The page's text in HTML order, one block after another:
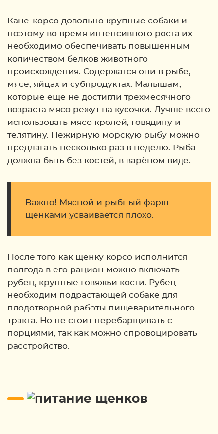
Кане-корсо довольно крупные собаки и
поэтому во время интенсивного роста их
необходимо обеспечивать повышенным
количеством белков животного
происхождения. Содержатся они в рыбе,
мясе, яйцах и субпродуктах. Малышам,
которые ещё не достигли трёхмесячного
возраста мясо режут на кусочки. Лучше всего
использовать мясо кролей, говядину и
телятину. Нежирную морскую рыбу можно
предлагать несколько раз в неделю. Рыба
должна быть без костей, в варёном виде.
Важно! Мясной и рыбный фарш
щенками усваивается плохо.
После того как щенку корсо исполнится
полгода в его рацион можно включать
рубец, крупные говяжьи кости. Рубец
необходим подрастающей собаке для
плодотворной работы пищеварительного
тракта. Но не стоит перебарщивать с
порциями, так как можно спровоцировать
расстройство.